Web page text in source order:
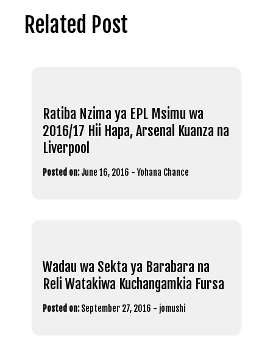
Related Post
Ratiba Nzima ya EPL Msimu wa
2016/17 Hii Hapa, Arsenal Kuanza na
Liverpool
Posted on: June 16, 2016 -Yohana Chance
Wadau wa Sekta ya Barabara na
Reli Watakiwa Kuchangamkia Fursa
Posted on: September 27, 2016 - jomushi